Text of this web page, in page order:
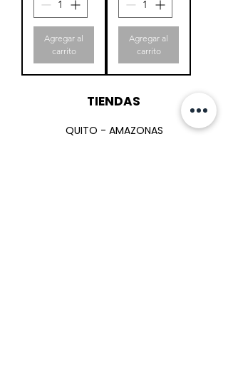
Agregar al
carrito
Agregar al
carrito
TIENDAS
QUITO - AMAZONAS